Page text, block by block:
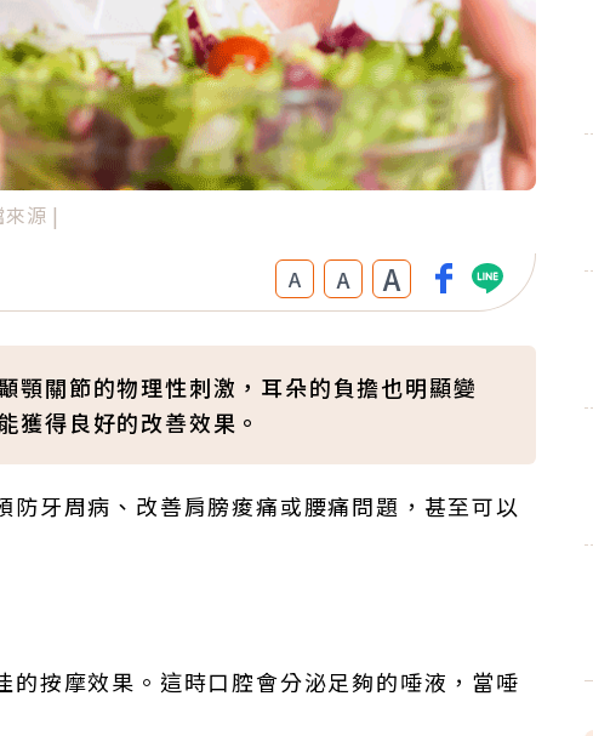
源 |
A A A
顎關節的物理性刺激，耳朵的負擔也明顯變
獲得良好的改善效果。
牙周病、改善肩膀痠痛或腰痛問題，甚至可以
按摩效果。這時口腔會分泌足夠的唾液，當唾